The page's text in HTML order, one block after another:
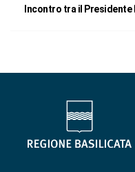
Incontro tra il Presidente